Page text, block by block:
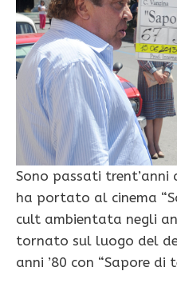
Sono passati trent’anni
ha portato al cinema
cult ambientata negli
tornato sul luogo del
anni ’80 con “Sapore di